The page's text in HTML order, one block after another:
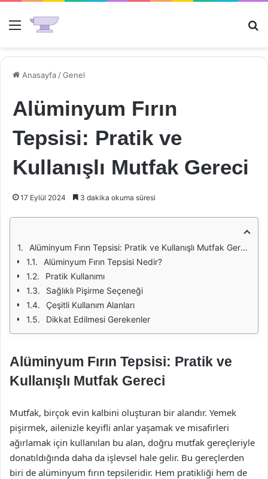
Menü
Anasayfa /Genel
Alüminyum Fırın
Tepsisi: Pratik ve
Kullanışlı Mutfak Gereci
17 Eylül 2024 3 dakika okuma süresi
Alüminyum Fırın Tepsisi: Pratik ve Kullanışlı Mutfak Gereci
Alüminyum Fırın Tepsisi Nedir?
Pratik Kullanımı
Sağlıklı Pişirme Seçeneği
Çeşitli Kullanım Alanları
Dikkat Edilmesi Gerekenler
Alüminyum Fırın Tepsisi: Pratik ve
Kullanışlı Mutfak Gereci
Mutfak, birçok evin kalbini oluşturan bir alandır. Yemek
pişirmek, ailenizle keyifli anlar yaşamak ve misafirleri
ağırlamak için kullanılan bu alan, doğru mutfak gereçleriyle
donatıldığında daha da işlevsel hale gelir. Bu gereçlerden
biri de alüminyum fırın tepsileridir. Hem pratikliği hem de